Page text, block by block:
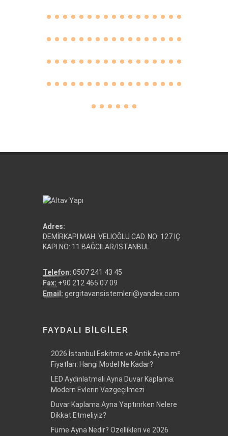
Adres:
DEMİRKAPI MAH. VELIOĞLU CAD. NO: 127 IÇ
KAPI NO: 11 BAĞCILAR/İSTANBUL
Telefon: 0507 241 43 45
Fax: +90 212 465 07 09
Email: gergitavansistemleri@yandex.com
FAYDALI BILGILER
2026 İstanbul Eskitme ve Antik Ayna m²
Fiyatları: Hangi Model Ne Kadar?
LED Aydınlatmalı Ayna Duvar Kaplama:
Modern Evlerin Vazgeçilmezi
Duvar Kaplama Ayna Yaptırırken Nelere
Dikkat Etmeliyiz?
Füme Ayna Nedir? Özellikleri ve 2026